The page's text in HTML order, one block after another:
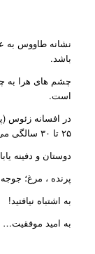
نشانه طاووس به
باشد.
چشم های هرا به
است.
در افسانه زئوس
۲۵ تا ۳۰ سالگی می باشد.
دوستان و دفینه
پرنده ، مرغ؛
به اشتباه نیافتید!
به امید موفقیت…